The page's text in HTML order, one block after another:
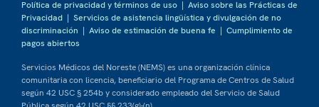
Política de privacidad y términos de uso | Aviso sobre las Prácticas de
Privacidad | Servicios de asistencia lingüística y divulgación de no
discriminación | Aviso de estimación de buena fe | Cumplimiento de
pagos abiertos
Servicios Médicos del Noreste (NEMS) es una organización clínica
comunitaria con licencia, beneficiario del Programa de Centros de Salud
según 42 USC § 254b y considerado empleado del Servicio de Salud